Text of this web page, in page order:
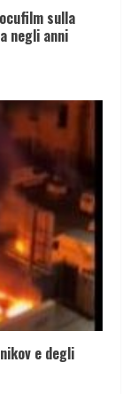
sulla
negli anni
e degli